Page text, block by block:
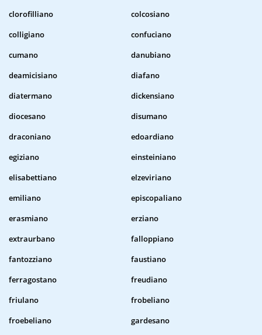
clorofilliano
colcosiano
colligiano
confuciano
cumano
danubiano
deamicisiano
diafano
diatermano
dickensiano
diocesano
disumano
draconiano
edoardiano
egiziano
einsteiniano
elisabettiano
elzeviriano
emiliano
episcopaliano
erasmiano
erziano
extraurbano
falloppiano
fantozziano
faustiano
ferragostano
freudiano
friulano
frobeliano
froebeliano
gardesano